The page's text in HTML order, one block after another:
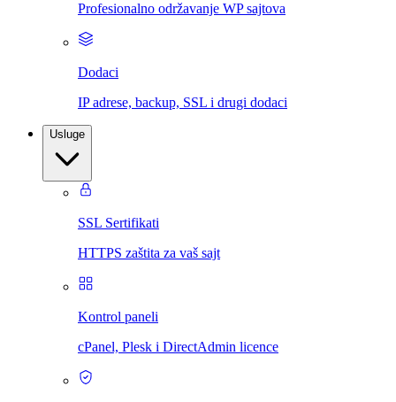
Profesionalno održavanje WP sajtova
Dodaci
IP adrese, backup, SSL i drugi dodaci
Usluge
SSL Sertifikati
HTTPS zaštita za vaš sajt
Kontrol paneli
cPanel, Plesk i DirectAdmin licence